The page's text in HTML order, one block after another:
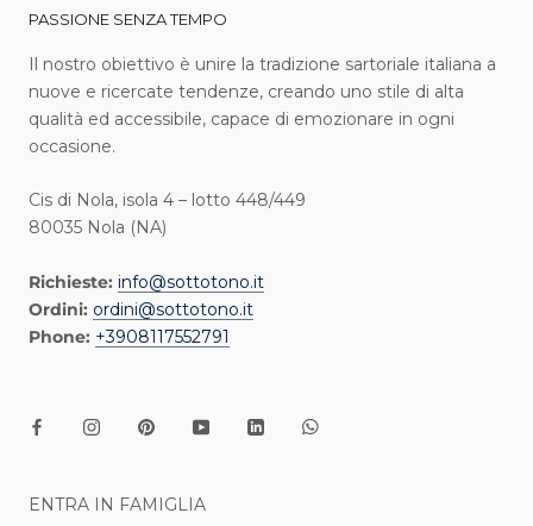
PASSIONE SENZA TEMPO
I l nostro obiettivo è unire la tradizione sartoriale italiana a
nuove e ricercate tendenze, creando uno stile di alta
qualità ed accessibile, capace di emozionare in ogni
occasione.
Cis di Nola, isola 4 – lotto 448/449
80035 Nola (NA)
Richieste: info@sottotono.it
Ordini: ordini@sottotono.it
Phone: +3908117552791
ENTRA IN FAMIGLIA